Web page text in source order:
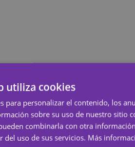
detalle especial.
sentimientos?
con este tatuaje temporal. Es un
utiliza cookies
para personalizar el contenido, los
sobre su uso de nuestro sitio
combinarla con otra
del uso de sus servicios. Más